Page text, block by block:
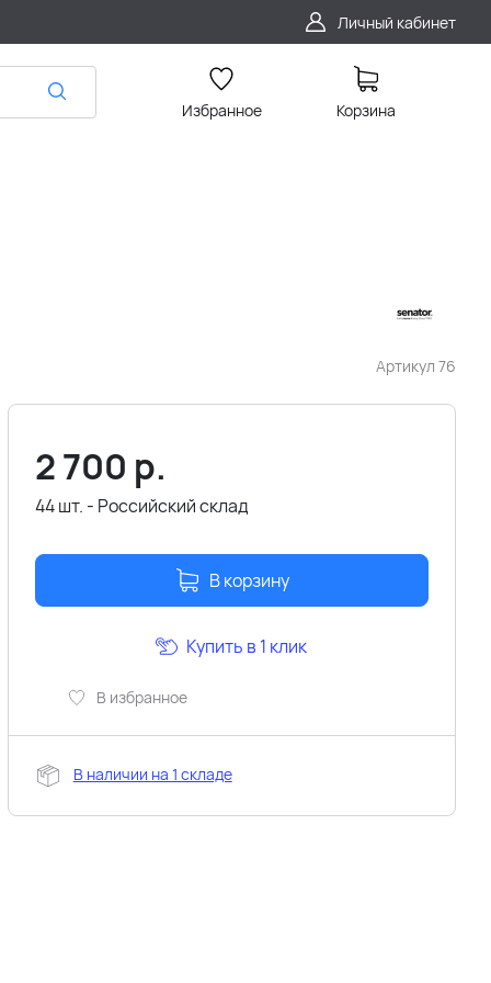
Личный кабинет
Избранное Корзина
Артикул 76
2 700 р.
44 шт. - Российский склад
В корзину
В избранное
Купить в 1 клик
В наличии на 1 складе